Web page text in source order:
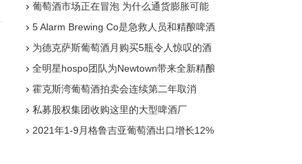
葡萄酒市场正在冒泡 为什么通货膨胀可能
5 Alarm Brewing Co是急救人员和精酿啤酒
为德克萨斯葡萄酒月购买5瓶令人惊叹的酒
全明星hospo团队为Newtown带来全新精酿
霍克斯湾葡萄酒拍卖会连续第二年取消
私募股权集团收购这里的大型啤酒厂
2021年1-9月格鲁吉亚葡萄酒出口增长12%